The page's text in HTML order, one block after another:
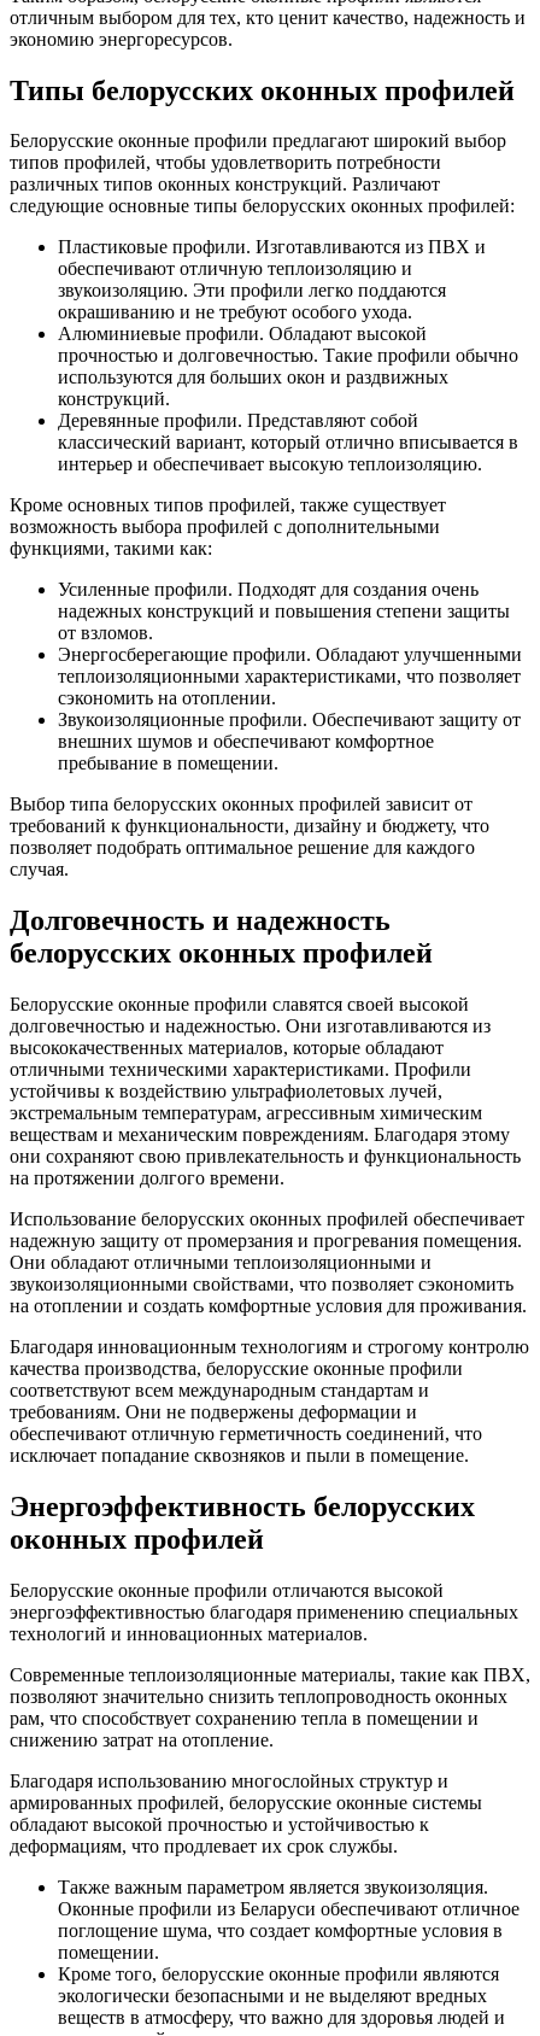
отличным выбором для тех, кто ценит качество, надежность и
экономию энергоресурсов.
Типы белорусских оконных профилей
Белорусские оконные профили предлагают широкий выбор
типов профилей, чтобы удовлетворить потребности
различных типов оконных конструкций. Различают
следующие основные типы белорусских оконных профилей:
Пластиковые профили. Изготавливаются из ПВХ и
обеспечивают отличную теплоизоляцию и
звукоизоляцию. Эти профили легко поддаются
окрашиванию и не требуют особого ухода.
Алюминиевые профили. Обладают высокой
прочностью и долговечностью. Такие профили обычно
используются для больших окон и раздвижных
конструкций.
Деревянные профили. Представляют собой
классический вариант, который отлично вписывается в
интерьер и обеспечивает высокую теплоизоляцию.
Кроме основных типов профилей, также существует
возможность выбора профилей с дополнительными
функциями, такими как:
Усиленные профили. Подходят для создания очень
надежных конструкций и повышения степени защиты
от взломов.
Энергосберегающие профили. Обладают улучшенными
теплоизоляционными характеристиками, что позволяет
сэкономить на отоплении.
Звукоизоляционные профили. Обеспечивают защиту от
внешних шумов и обеспечивают комфортное
пребывание в помещении.
Выбор типа белорусских оконных профилей зависит от
требований к функциональности, дизайну и бюджету, что
позволяет подобрать оптимальное решение для каждого
случая.
Долговечность и надежность
белорусских оконных профилей
Белорусские оконные профили славятся своей высокой
долговечностью и надежностью. Они изготавливаются из
высококачественных материалов, которые обладают
отличными техническими характеристиками. Профили
устойчивы к воздействию ультрафиолетовых лучей,
экстремальным температурам, агрессивным химическим
веществам и механическим повреждениям. Благодаря этому
они сохраняют свою привлекательность и функциональность
на протяжении долгого времени.
Использование белорусских оконных профилей обеспечивает
надежную защиту от промерзания и прогревания помещения.
Они обладают отличными теплоизоляционными и
звукоизоляционными свойствами, что позволяет сэкономить
на отоплении и создать комфортные условия для проживания.
Благодаря инновационным технологиям и строгому контролю
качества производства, белорусские оконные профили
соответствуют всем международным стандартам и
требованиям. Они не подвержены деформации и
обеспечивают отличную герметичность соединений, что
исключает попадание сквозняков и пыли в помещение.
Энергоэффективность белорусских
оконных профилей
Белорусские оконные профили отличаются высокой
энергоэффективностью благодаря применению специальных
технологий и инновационных материалов.
Современные теплоизоляционные материалы, такие как ПВХ,
позволяют значительно снизить теплопроводность оконных
рам, что способствует сохранению тепла в помещении и
снижению затрат на отопление.
Благодаря использованию многослойных структур и
армированных профилей, белорусские оконные системы
обладают высокой прочностью и устойчивостью к
деформациям, что продлевает их срок службы.
Также важным параметром является звукоизоляция.
Оконные профили из Беларуси обеспечивают отличное
поглощение шума, что создает комфортные условия в
помещении.
Кроме того, белорусские оконные профили являются
экологически безопасными и не выделяют вредных
веществ в атмосферу, что важно для здоровья людей и